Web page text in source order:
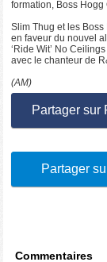
formation, Boss
Slim Thug et les
en faveur du nouvel
‘Ride Wit’ No
avec le chanteur de
(AM)
Partager sur
Partager
Commentaires